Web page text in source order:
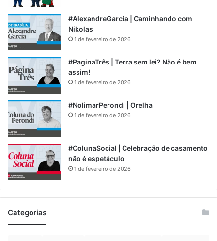
#AlexandreGarcia | Caminhando com
Nikolas
1 de fevereiro de 2026
#PaginaTrês | Terra sem lei? Não é bem
assim!
1 de fevereiro de 2026
#NolimarPerondi | Orelha
1 de fevereiro de 2026
#ColunaSocial | Celebração de casamento
não é espetáculo
1 de fevereiro de 2026
Categorias